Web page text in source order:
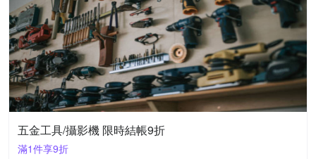
五金工具/攝影機 限時結帳9折
滿1件享9折